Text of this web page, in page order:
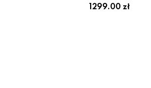
1299.00 zł